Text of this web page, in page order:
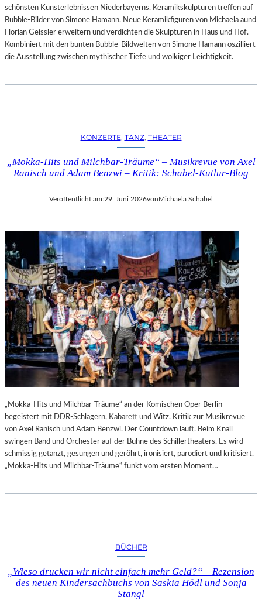
schönsten Kunsterlebnissen Niederbayerns. Keramikskulpturen treffen auf
Bubble-Bilder von Simone Hamann. Neue Keramikfiguren von Michaela aund
Florian Geissler erweitern und verdichten die Skulpturen in Haus und Hof.
Kombiniert mit den bunten Bubble-Bildwelten von Simone Hamann oszilliert
die Ausstellung zwischen mythischer Tiefe und wolkiger Leichtigkeit.
KONZERTE, TANZ, THEATER
„Mokka-Hits und Milchbar-Träume“ – Musikrevue von Axel
Ranisch und Adam Benzwi – Kritik: Schabel-Kutlur-Blog
Veröffentlicht am:29. Juni 2026vonMichaela Schabel
„Mokka-Hits und Milchbar-Träume“ an der Komischen Oper Berlin
begeistert mit DDR-Schlagern, Kabarett und Witz. Kritik zur Musikrevue
von Axel Ranisch und Adam Benzwi. Der Countdown läuft. Beim Knall
swingen Band und Orchester auf der Bühne des Schillertheaters. Es wird
schmissig getanzt, gesungen und geröhrt, ironisiert, parodiert und kritisiert.
„Mokka-Hits und Milchbar-Träume“ funkt vom ersten Moment…
BÜCHER
„Wieso drucken wir nicht einfach mehr Geld?“ – Rezension
des neuen Kindersachbuchs von Saskia Hödl und Sonja
Stangl